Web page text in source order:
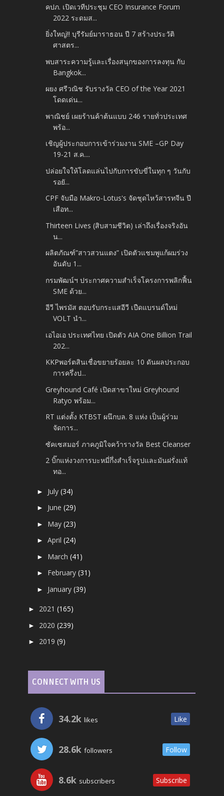
คปภ. เปิดเวทีประชุม CEO Insurance Forum
2022 ระดมส...
ยิ่งใหญ่!! บุรีรัมย์มาราธอน ปี 7 สร้างประวัติ
ศาสตร...
พบสาระความรู้และเรื่องสนุกของการลงทุน กับ
Bangkok...
ผยง ศรีวณิช รับรางวัล CEO of the Year 2021
โดดเด่น...
พาณิชย์ เผยร้านค้าต้นแบบ 246 รายทั่วประเทศ
พร้อ...
เชิญผู้ประกอบการเข้าร่วมงาน SME –GP Day
19-21 ส.ค....
ปล่อยใจให้โลดแล่นไปกับการขับขี่ในทุก ๆ วันกับ
รอยั...
CPF จับมือ Makro-Lotus's จัดชุดไหว้สารทจีน ปี
เสือท...
Thirteen Lives (สิบสามชีวิต) เล่าถึงเรื่องจริงอัน
น...
ผลิตภัณฑ์”สาวสวนแตง” เปิดตัวแชมพูแก้ผมร่วง
อันดับ 1...
กรมพัฒน์ฯ ประกาศความสำเร็จโครงการพลิกฟื้น
SME ด้วย...
อีวี ไพรมัส ตอบรับกระแสอีวี เปืดแบรนด์ใหม่
VOLT นำ...
เอไอเอ ประเทศไทย เปิดตัว AIA One Billion Trail
202...
KKPพอร์ตสินเชื่อขยายร้อยละ 10 ดันผลประกอบ
การครึ่งป...
Greyhound Café เปิดสาขาใหม่ Greyhound
Ratyo พร้อม...
RT แต่งตั้ง KTBST ผนึกบล. 8 แห่ง เป็นผู้ร่วม
จัดการ...
ซัคเซสมอร์ ภาคภูมิใจคว้ารางวัล Best Cleanser
2 บิ๊กแห่งวงการบะหมี่กึ่งสำเร็จรูปและมันฝรั่งแท้
ทอ...
► July(34)
► June(29)
► May(23)
►April(24)
► March(41)
► February(31)
► January(39)
► 2021(165)
► 2020(239)
► 2019(9)
CONNECT WITH US
34.2k likes Like
28.6k followers Follow
8.6k subscribers Subscribe